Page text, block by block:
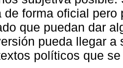
de forma oficial
que puedan dar
pueda llegar
políticos que